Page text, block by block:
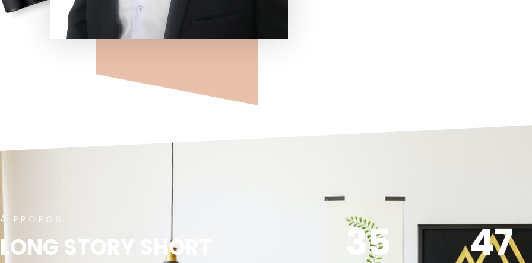
À PROPOS
LONG STORY SHORT 35 47